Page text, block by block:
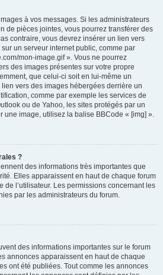
à vos messages. Si les administrateurs
de pièces jointes, vous pourrez transférer des
contraire, vous devrez insérer un lien vers
un serveur internet public, comme par
mon-image.gif ». Vous ne pourrez
des images présentes sur votre propre
que celui-ci soit en lui-même un
vers des images hébergées derrière un
comme par exemple les services de
ou de Yahoo, les sites protégés par un
une image, utilisez la balise BBCode « [img] ».
?
des informations très importantes que
Elles apparaissent en haut de chaque forum
de l’utilisateur. Les permissions concernant les
par les administrateurs du forum.
des informations importantes sur le forum
annonces apparaissent en haut de chaque
ont été publiées. Tout comme les annonces